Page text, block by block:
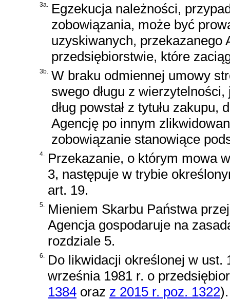
3a. Egzekucja należności,
zobowiązania, może być
uzyskiwanych, przekazanego
przedsiębiorstwie, które
3b. W braku odmiennej umowy
swego długu z
dług powstał z tytułu
Agencję po innym
zobowiązanie stanowiące
4. Przekazanie, o którym mowa
3, następuje w trybie
art. 19.
5. Mieniem Skarbu Państwa
Agencja gospodaruje na
rozdziale 5.
6. Do likwidacji określonej w ust.
września 1981 r. o
1384 oraz z 2015 r. poz. 1322).